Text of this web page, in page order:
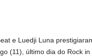
e Luedji Luna
(11), último dia do Rock in